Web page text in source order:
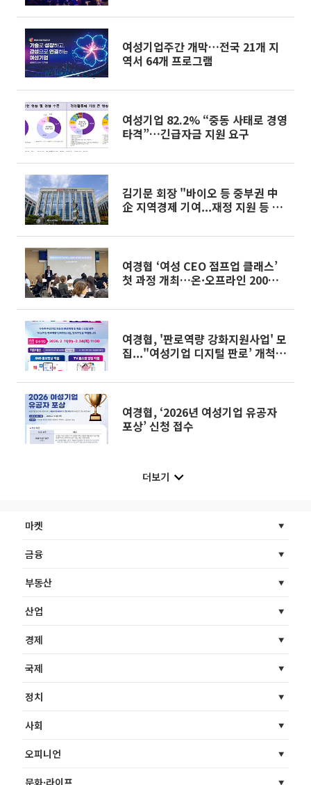
여성기업주간 개막…전국 21개 지
역서 64개 프로그램
여성기업 82.2% “중동 사태로 경영
타격”…긴급자금 지원 요구
김기문 회장 "바이오 등 중부권 中
企 지역경제 기여...재정 지원 등 정
여경협 ‘여성 CEO 점프업 클래스’
첫 과정 개최…온·오프라인 200명
여경협, '판로역량 강화지원사업' 모
집..."여성기업 디지털 판로’ 개척
여경협, ‘2026년 여성기업 유공자
포상’ 신청 접수
더보기
마켓
금융
부동산
산업
경제
국제
정치
사회
오피니언
문화·라이프